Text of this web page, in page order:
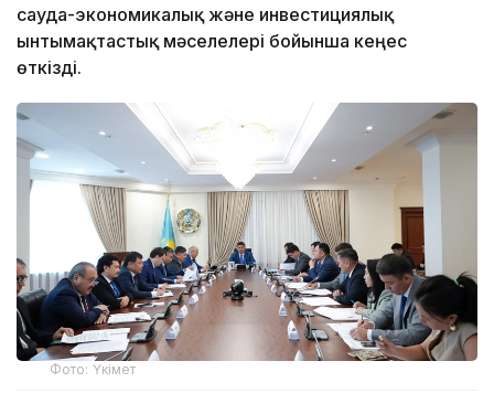
сауда-экономикалық және инвестициялық
ынтымақтастық мәселелері бойынша кеңес
өткізді.
Фото: Үкімет